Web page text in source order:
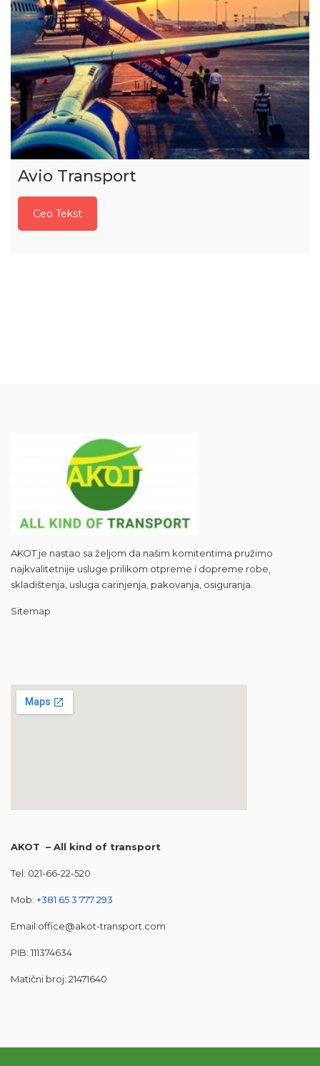
Avio Transport
Ceo Tekst
AKOT je nastao sa željom da našim komitentima pružimo
najkvalitetnije usluge prilikom otpreme i dopreme robe,
skladištenja, usluga carinjenja, pakovanja, osiguranja.
Sitemap
AKOT – All kind of transport
Tel: 021-66-22-520
Mob: +381 65 3 777 293
Email:office@akot-transport.com
PIB: 111374634
Matični broj: 21471640